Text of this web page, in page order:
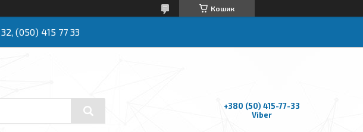
Кошик
(050) 415 77 33
+380 (50) 415-77-33
Viber